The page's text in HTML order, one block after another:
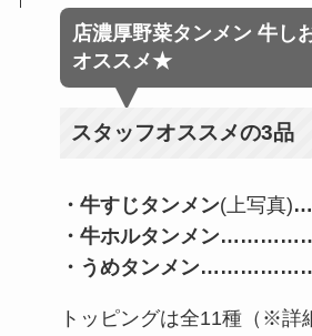
店濃厚野菜タンメン 牛し
オススメ★
スタッフオススメの3品
・牛すじタンメン(上写真)…
・牛ホルタンメン……
・うめタンメン
トッピングは全11種（※詳